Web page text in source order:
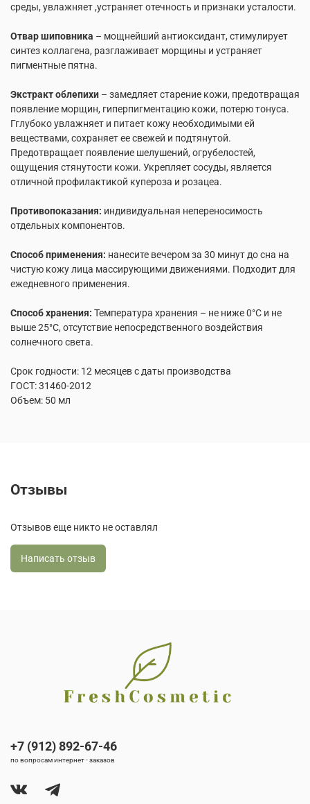
среды, увлажняет ,устраняет отечность и признаки усталости.
Отвар шиповника – мощнейший антиоксидант, стимулирует
синтез коллагена, разглаживает морщины и устраняет
пигментные пятна.
Экстракт облепихи – замедляет старение кожи, предотвращая
появление морщин, гиперпигментацию кожи, потерю тонуса.
Гглубоко увлажняет и питает кожу необходимыми ей
веществами, сохраняет ее свежей и подтянутой.
Предотвращает появление шелушений, огрубелостей,
ощущения стянутости кожи. Укрепляет сосуды, является
отличной профилактикой купероза и розацеа.
Противопоказания: индивидуальная непереносимость
отдельных компонентов.
Способ применения: нанесите вечером за 30 минут до сна на
чистую кожу лица массирующими движениями. Подходит для
ежедневного применения.
Способ хранения: Температура хранения – не ниже 0°С и не
выше 25°С, отсутствие непосредственного воздействия
солнечного света.
Срок годности: 12 месяцев с даты производства
ГОСТ: 31460-2012
Объем: 50 мл
Отзывы
Отзывов еще никто не оставлял
Написать отзыв
+7 (912) 892-67-46
по вопросам интернет - заказов